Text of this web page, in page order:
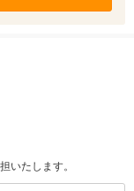
いたします。